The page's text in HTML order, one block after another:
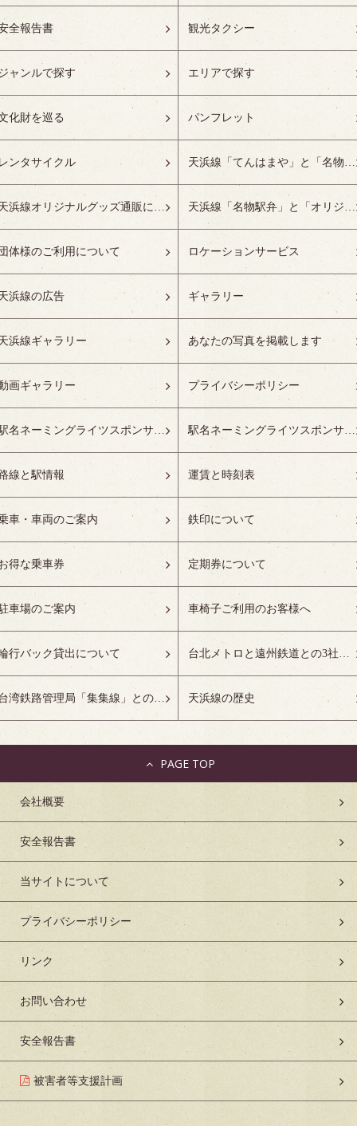
全報告書 観光タクシー
ャンルで探す エリアで探す
化財を巡る パンフレット
ンタサイクル 天浜線「てんはまや」と「名物駅弁」について
天浜線オリジナルグッズ通販について 天浜線「名物駅弁」と「オリジナルグッズ」
体様のご利用について ロケーションサービス
浜線の広告 ギャラリー
浜線ギャラリー あなたの写真を掲載します
画ギャラリー プライバシーポリシー
駅名ネーミングライツスポンサーの募集開始 駅名ネーミングライツスポンサー紹介
線と駅情報 運賃と時刻表
車・車両のご案内 鉄印について
得な乗車券 定期券について
車場のご案内 車椅子ご利用のお客様へ
行バック貸出について 台北メトロと遠州鉄道との3社友好協定について
台湾鉄路管理局「集集線」との姉妹鉄道協定について 天浜線の歴史
会社概要
安全報告書
当サイトについて
プライバシーポリシー
リンク
お問い合わせ
安全報告書
被害者等支援計画
PAGE TOP